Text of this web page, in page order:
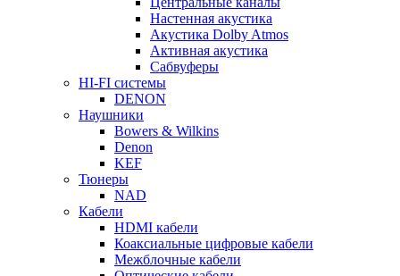
Настенная акустика
Акустика Dolby Atmos
Активная акустика
Сабвуферы
HI-FI системы
DENON
Наушники
Bowers & Wilkins
Denon
KEF
Тюнеры
NAD
Кабели
HDMI кабели
Коаксиальные цифровые кабели
Межблочные кабели